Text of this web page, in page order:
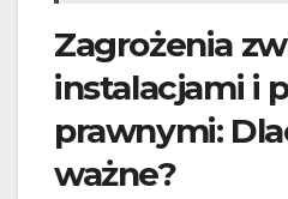
Zagrożenia
instalacjami i
prawnymi:
ważne?